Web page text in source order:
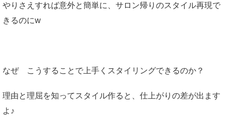
やりさえすれば意外と簡単に、サロン帰りのスタイル再現で
きるのにw
なぜ こうすることで上手くスタイリングできるのか？
理由と理屈を知ってスタイル作ると、仕上がりの差が出ます
よ♪